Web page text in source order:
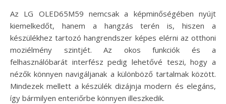
Az LG OLED65M59 nemcsak a képminőségében nyújt
kiemelkedőt, hanem a hangzás terén is, hiszen a
készülékhez tartozó hangrendszer képes elérni az otthoni
moziélmény szintjét. Az okos funkciók és a
felhasználóbarát interfész pedig lehetővé teszi, hogy a
nézők könnyen navigáljanak a különböző tartalmak között.
Mindezek mellett a készülék dizájnja modern és elegáns,
így bármilyen enteriőrbe könnyen illeszkedik.